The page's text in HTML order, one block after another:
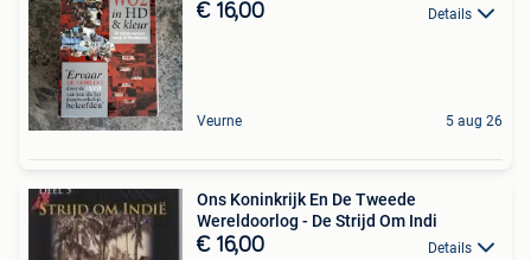
€ 16,00 Details
Veurne 5 aug 26
Ons Koninkrijk En De Tweede
Wereldoorlog - De Strijd Om Indi
€ 16,00 Details